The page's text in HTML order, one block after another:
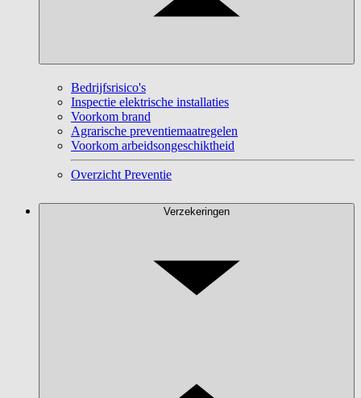
Bedrijfsrisico's
Inspectie elektrische installaties
Voorkom brand
Agrarische preventiemaatregelen
Voorkom arbeidsongeschiktheid
Overzicht Preventie
Verzekeringen